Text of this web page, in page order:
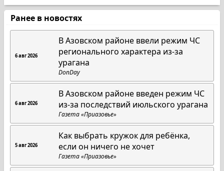
Ранее в новостях
6 авг 2026
В Азовском районе ввели режим ЧС
регионального характера из-за
урагана
DonDay
6 авг 2026
В Азовском районе введен режим ЧС
из-за последствий июльского урагана
Газета «Приазовье»
5 авг 2026
Как выбрать кружок для ребёнка,
если он ничего не хочет
Газета «Приазовье»